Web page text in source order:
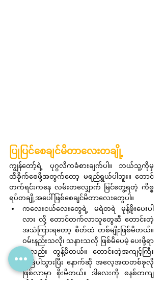
ပြုပြင်စေချင်မိတာလေးတချို့
ကျွန်တော့်ရဲ့ ပုဂ္ဂလိကခံစားချက်ပါ။ ဘယ်သူ့ကိုမှ
ထိခိုက်စေဖို့အတွက်တော့ မရည်ရွယ်ပါဘူး။ တောင်
တက်ရင်းကနေ လမ်းတလျှောက် မြင်တွေ့ရတဲ့ ကိစ္စ
ရပ်တချို့အပေါ် ဖြစ်စေချင်မိတာလေးတွေပါ။
ကလေးငယ်လေးတွေရဲ့ မရဲတရဲ မုန့်ဖိုးပေးပါ
လား လို့ တောင်တက်လာသူတွေဆီ တောင်းတဲ့
အသံကြားရတော့ စိတ်ထဲ တစ်မျိုးဖြစ်မိတယ်။
ဝမ်းနည်းသလို၊ သနားသလို ဖြစ်မိပေမဲ့ ပေးဖို့ရာ
ကလည်း တွန့်မိတယ်။ တောင်းတဲ့အကျင့်ကြီး
အမြဲပါသွားပြီး နောက်ဆို အလေ့အထတစ်ခုလို
ဖြစ်လာမှာ စိုးမိတယ်။ ဒါလေးကို စနစ်တကျ